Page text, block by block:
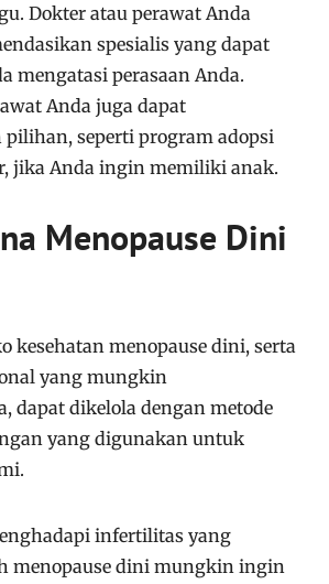
Dokter atau perawat Anda
spesialis yang dapat
mengatasi perasaan Anda.
Anda juga dapat
seperti program adopsi
jika Anda ingin memiliki anak.
Menopause Dini
kesehatan menopause dini, serta
yang mungkin
dapat dikelola dengan metode
yang digunakan untuk
infertilitas yang
menopause dini mungkin ingin